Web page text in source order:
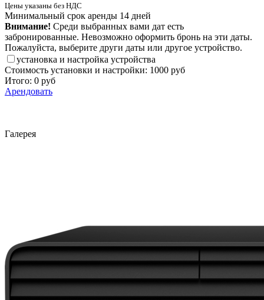
Цены указаны без НДС
Минимальный срок аренды 14 дней
Внимание! Среди выбранных вами дат есть
забронированные. Невозможно оформить бронь на эти даты.
Пожалуйста, выберите други даты или другое устройство.
установка и настройка устройства
Стоимость установки и настройки: 1000 руб
Итого: 0 руб
Арендовать
Галерея